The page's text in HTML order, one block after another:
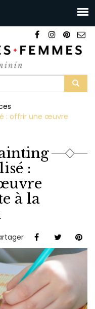
: offrir une œuvre
:
à la